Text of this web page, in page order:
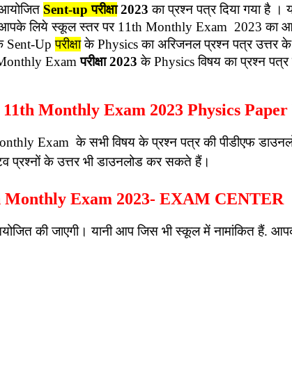
Sent-up परीक्षा2023 का प्रश्न पत्र दिया गया है ।
आपके लिये स्कूल स्तर पर 11th Monthly Exam 2023 का
Sent-Upपरीक्षाके Physics का अरिजनल प्रश्न पत्र उत्तर
Monthly Examपरीक्षा 2023 के Physics विषय का प्रश्न
Monthly Exam 2023 Physics
Exam के सभी विषय के प्रश्न पत्र की पीडीएफ
प्रश्नों के उत्तर भी डाउनलोड कर सकते हैं।
Monthly Exam 2023- EXAM CENTER
की जाएगी। यानी आप जिस भी स्कूल में नामांकित हैं.